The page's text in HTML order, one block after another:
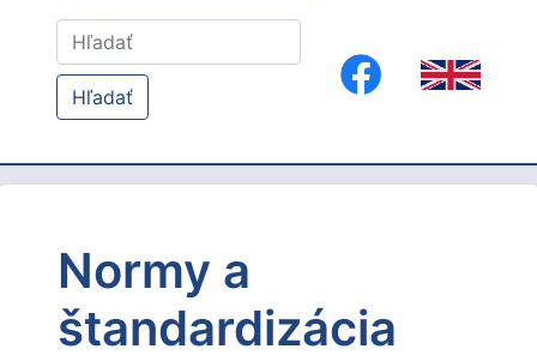
Hľadať
Normy a
štandardizácia